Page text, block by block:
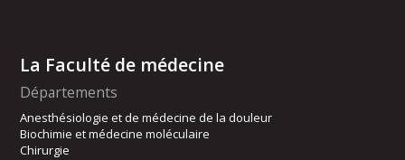
La Faculté de médecine
Départements
Anesthésiologie et de médecine de la douleur
Biochimie et médecine moléculaire
Chirurgie